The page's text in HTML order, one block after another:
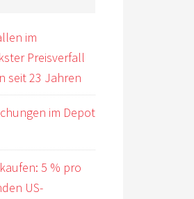
im
Preisverfall
seit 23 Jahren
im Depot
5 % pro
US-